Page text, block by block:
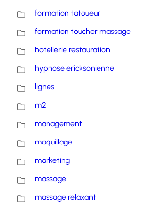
formation tatoueur
formation toucher massage
hotellerie restauration
hypnose ericksonienne
lignes
m2
management
maquillage
marketing
massage
massage relaxant